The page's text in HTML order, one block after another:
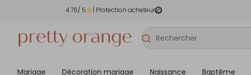
4.76/ 5 | Protection acheteur
Mariage Décoration mariage Naissance Baptême